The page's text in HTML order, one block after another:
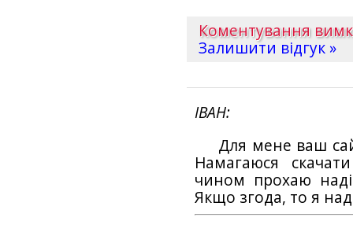
Коментування
Залишити відгук »
ІВАН
Для мене ваш
Намагаюся
чином прохаю
Якщо згода, то я